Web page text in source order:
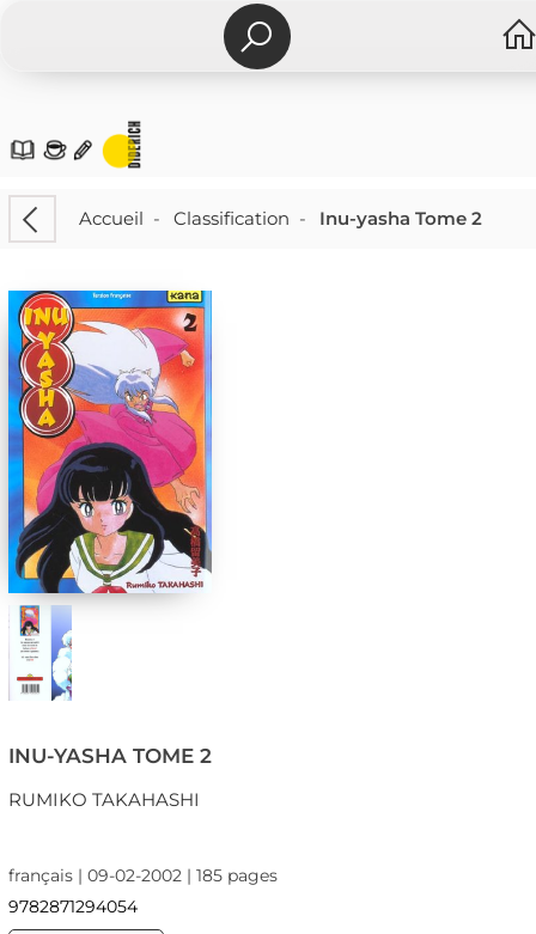
Accueil - Classification - Inu-yasha Tome 2
INU-YASHA TOME 2
RUMIKO TAKAHASHI
français | 09-02-2002 | 185 pages
9782871294054